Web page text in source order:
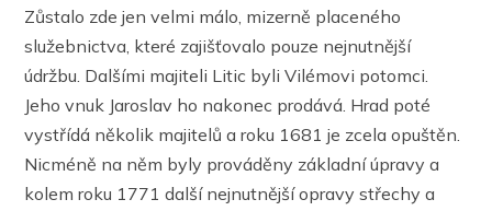
Zůstalo zde jen velmi málo, mizerně placeného
služebnictva, které zajišťovalo pouze nejnutnější
údržbu. Dalšími majiteli Litic byli Vilémovi potomci.
Jeho vnuk Jaroslav ho nakonec prodává. Hrad poté
vystřídá několik majitelů a roku 1681 je zcela opuštěn.
Nicméně na něm byly prováděny základní úpravy a
kolem roku 1771 další nejnutnější opravy střechy a